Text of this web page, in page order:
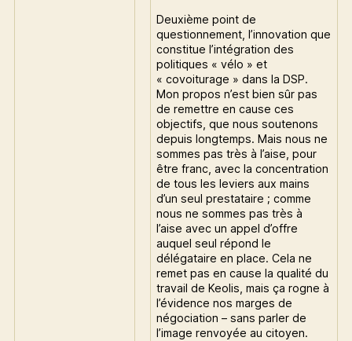
Deuxième point de
questionnement, l’innovation que
constitue l’intégration des
politiques « vélo » et
« covoiturage » dans la DSP.
Mon propos n’est bien sûr pas
de remettre en cause ces
objectifs, que nous soutenons
depuis longtemps. Mais nous ne
sommes pas très à l’aise, pour
être franc, avec la concentration
de tous les leviers aux mains
d’un seul prestataire ; comme
nous ne sommes pas très à
l’aise avec un appel d’offre
auquel seul répond le
délégataire en place. Cela ne
remet pas en cause la qualité du
travail de Keolis, mais ça rogne à
l’évidence nos marges de
négociation – sans parler de
l’image renvoyée au citoyen.